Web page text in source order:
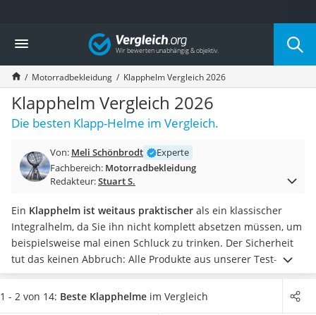
Die beliebtesten Vergleiche nach Kategorie
Auto & Motor
Fahrradträger-Anhängerkupplung (4 Fahrräder)
Fahrradträger
Fahrradträger (Anhängerkupplung)
Fahrradträger 3 Fahrräder
Benzinkanister (20 l)
Fahrradträger E-Bike
Benzinkanister
Wagenheber 3t
AGM-Batterie Wohnmobil
Thule-Fahrradträger
FM-Transmitter
Sommerreifen 205/55 R16
Autobatterie-Ladegerät
Starthilfe mit Kompressor
Vergleich
Motorradbekleidung Klapphelm Vergleich 2026
Klapphelm Vergleich 2026
Die besten Klapp-Helme im Vergleich.
Von: Meli Schönbrodt
Experte
Fachbereich: Motorradbekleidung
Redakteur:Stuart S.
Ein Klapphelm ist weitaus praktischer als ein klassischer
Integralhelm, da Sie ihn nicht komplett absetzen müssen, um
beispielsweise mal einen Schluck zu trinken. Der Sicherheit
tut das keinen Abbruch: Alle Produkte aus unserer Test- bzw.
Vergleichstabelle schützen Sie in hohem Maße. Wenn Sie
gern unterwegs mit anderen Fahrern in Kontakt bleiben
1 - 2 von 14: Beste Klapphelme im Vergleich